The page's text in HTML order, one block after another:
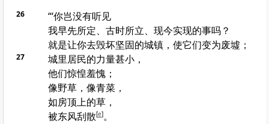
26
“‘你岂没有听见
我早先所定、古时所立、现今实现的事吗？
就是让你去毁坏坚固的城镇，使它们变为废墟；
27
城里居民的力量甚小，
他们惊惶羞愧；
像野草，像青菜，
如房顶上的草，
被东风刮散[e]。